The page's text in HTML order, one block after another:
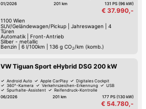
01/2026
201 km 131 PS (96 kW)
€ 37.990,-
1100 Wien
SUV/Geländewagen/Pickup| Jahreswagen
4
Türen
Automatik|
Front-Antrieb
Silber - metallic
Benzin
6 l/100km 136 g CO2/km (komb.)
VW Tiguan Sport eHybrid DSG 200 kW
Android Auto Apple CarPlay
Digitales Cockpit
360°-Kamera
Verkehrszeichen-Erkennung
USB
Spurhalte-Assistent
Reifendruck-Kontrolle
06/2026
201 km 177 PS (130 kW)
€ 54.780,-